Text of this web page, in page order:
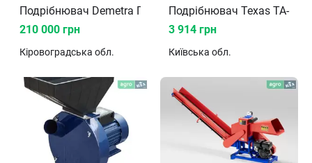
Подрібнювач Demetra ППР 2023
210 000 грн
Кіровоградська обл.
Подрібнювач Texas TA-
3 914 грн
Київська обл.